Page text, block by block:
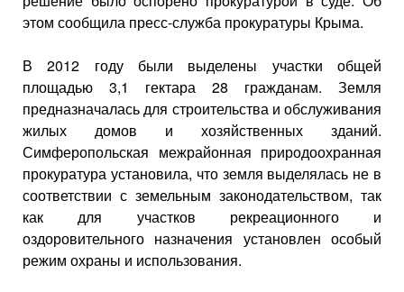
этом сообщила пресс-служба прокуратуры Крыма.
В 2012 году были выделены участки общей
площадью 3,1 гектара 28 гражданам. Земля
предназначалась для строительства и обслуживания
жилых домов и хозяйственных зданий.
Симферопольская межрайонная природоохранная
прокуратура установила, что земля выделялась не в
соответствии с земельным законодательством, так
как для участков рекреационного и
оздоровительного назначения установлен особый
режим охраны и использования.